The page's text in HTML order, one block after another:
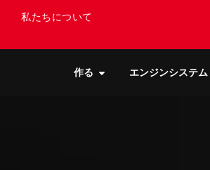
私たちについて
作る エンジンシステム